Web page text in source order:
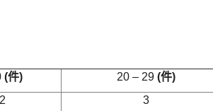
(件) 20 – 29 (件)
2 3